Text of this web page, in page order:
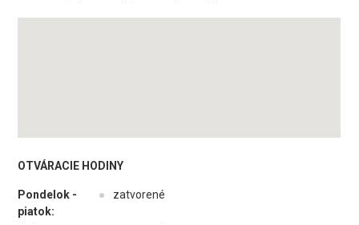
OTVÁRACIE HODINY
Pondelok -
piatok:
● zatvorené